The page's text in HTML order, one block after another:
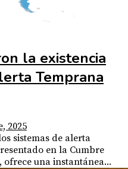
la existencia
Temprana
2025
sistemas de alerta
en la Cumbre
ofrece una instantánea...